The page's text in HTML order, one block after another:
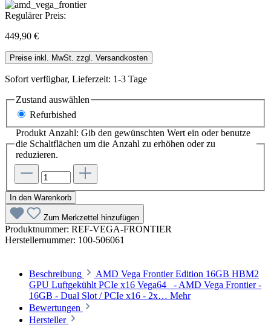
Regulärer Preis:
449,90 €
Preise inkl. MwSt. zzgl. Versandkosten
Sofort verfügbar, Lieferzeit: 1-3 Tage
Zustand auswählen
Refurbished
Produkt Anzahl: Gib den gewünschten Wert ein oder benutze
die Schaltflächen um die Anzahl zu erhöhen oder zu
reduzieren.
In den Warenkorb
Zum Merkzettel hinzufügen
Produktnummer: REF-VEGA-FRONTIER
Herstellernummer: 100-506061
Beschreibung
AMD Vega Frontier Edition 16GB HBM2
GPU Luftgekühlt PCIe x16 Vega64 - AMD Vega Frontier -
16GB - Dual Slot / PCIe x16 - 2x… Mehr
Bewertungen
Hersteller